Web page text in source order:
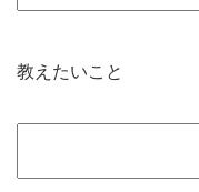
教えたいこと